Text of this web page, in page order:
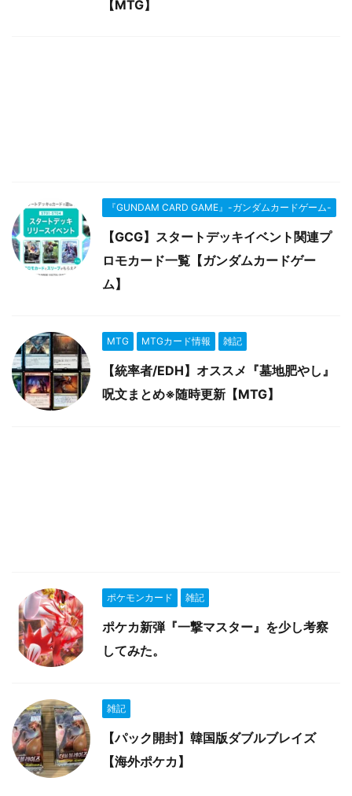
【MTG】
『GUNDAM CARD GAME』-ガンダムカードゲーム-
【GCG】スタートデッキイベント関連プ
ロモカード一覧【ガンダムカードゲー
ム】
MTG MTGカード情報 雑記
【統率者/EDH】オススメ『墓地肥やし』
呪文まとめ※随時更新【MTG】
ポケモンカード 雑記
ポケカ新弾『一撃マスター』を少し考察
してみた。
雑記
【パック開封】韓国版ダブルブレイズ
【海外ポケカ】